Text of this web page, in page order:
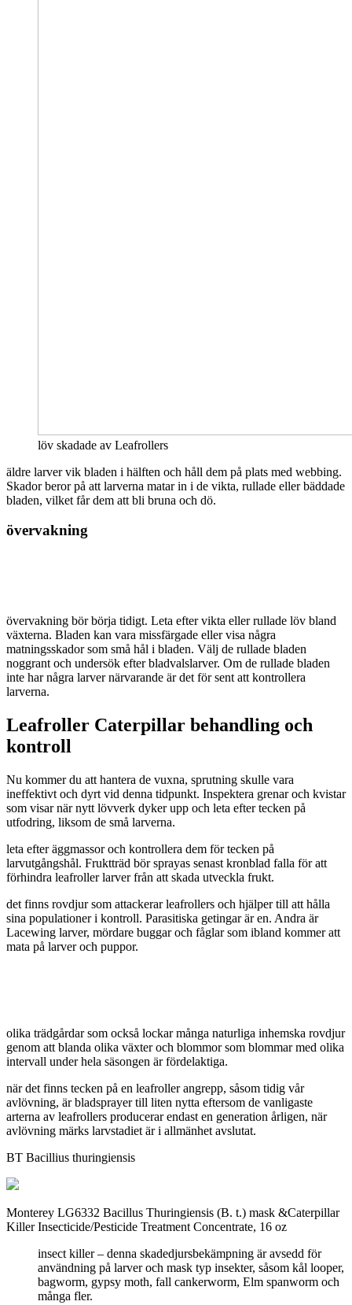
löv skadade av Leafrollers
äldre larver vik bladen i hälften och håll dem på plats med webbing.
Skador beror på att larverna matar in i de vikta, rullade eller bäddade
bladen, vilket får dem att bli bruna och dö.
övervakning
övervakning bör börja tidigt. Leta efter vikta eller rullade löv bland
växterna. Bladen kan vara missfärgade eller visa några
matningsskador som små hål i bladen. Välj de rullade bladen
noggrant och undersök efter bladvalslarver. Om de rullade bladen
inte har några larver närvarande är det för sent att kontrollera
larverna.
Leafroller Caterpillar behandling och
kontroll
Nu kommer du att hantera de vuxna, sprutning skulle vara
ineffektivt och dyrt vid denna tidpunkt. Inspektera grenar och kvistar
som visar när nytt lövverk dyker upp och leta efter tecken på
utfodring, liksom de små larverna.
leta efter äggmassor och kontrollera dem för tecken på
larvutgångshål. Fruktträd bör sprayas senast kronblad falla för att
förhindra leafroller larver från att skada utveckla frukt.
det finns rovdjur som attackerar leafrollers och hjälper till att hålla
sina populationer i kontroll. Parasitiska getingar är en. Andra är
Lacewing larver, mördare buggar och fåglar som ibland kommer att
mata på larver och puppor.
olika trädgårdar som också lockar många naturliga inhemska rovdjur
genom att blanda olika växter och blommor som blommar med olika
intervall under hela säsongen är fördelaktiga.
när det finns tecken på en leafroller angrepp, såsom tidig vår
avlövning, är bladsprayer till liten nytta eftersom de vanligaste
arterna av leafrollers producerar endast en generation årligen, när
avlövning märks larvstadiet är i allmänhet avslutat.
BT Bacillius thuringiensis
Monterey LG6332 Bacillus Thuringiensis (B. t.) mask &Caterpillar
Killer Insecticide/Pesticide Treatment Concentrate, 16 oz
insect killer – denna skadedjursbekämpning är avsedd för
användning på larver och mask typ insekter, såsom kål looper,
bagworm, gypsy moth, fall cankerworm, Elm spanworm och
många fler.